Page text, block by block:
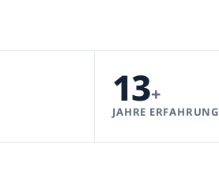
13+
JAHRE ERFAHRUNG